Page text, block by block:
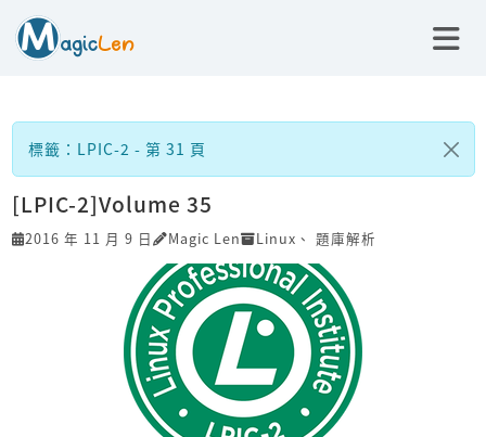
標籤：LPIC-2 - 第 31 頁
[LPIC-2]Volume 35
2016 年 11 月 9 日 Magic Len Linux 、 題庫解析